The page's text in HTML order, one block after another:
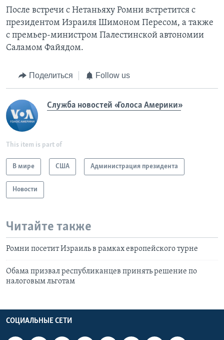
После встречи с Нетаньяху Ромни встретится с
президентом Израиля Шимоном Пересом, а также
с премьер-министром Палестинской автономии
Саламом Файядом.
Поделиться Follow us
Служба новостей «Голоса Америки»
This item is part of
В мире США Администрация президента
Новости
Читайте также
Ромни посетит Израиль в рамках европейского турне
Обама призвал республиканцев принять решение по
налоговым льготам
СОЦИАЛЬНЫЕ СЕТИ